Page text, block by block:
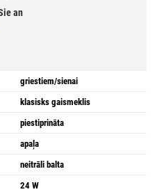
an
griestiem/sienai
klasisks gaismeklis
piestiprināta
apaļa
neitrāli balta
24 W